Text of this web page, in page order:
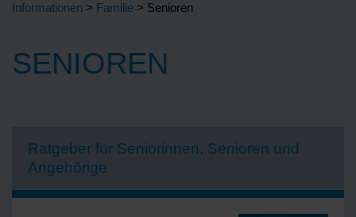
Informationen > Familie > Senioren
SENIOREN
Ratgeber für Seniorinnen, Senioren und
Angehörige